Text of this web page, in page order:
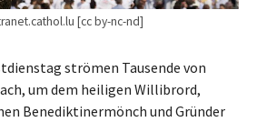
[cc by-nc-nd]
strömen Tausende von
um dem heiligen Willibrord,
Benediktinermönch und Gründer